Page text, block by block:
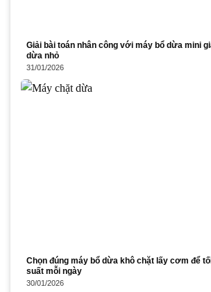
Giải bài toán nhân công với máy bổ dừa mini
dừa nhỏ
31/01/2026
Chọn đúng máy bổ dừa khô chặt lấy cơm để
suất mỗi ngày
30/01/2026